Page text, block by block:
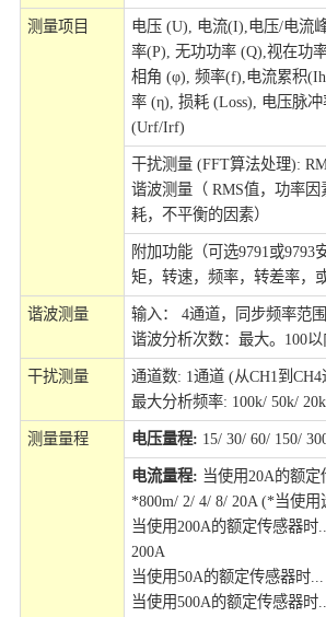
测量项目
电压 (U), 电流(I),电压/电流
率(P), 无功功率 (Q),视在功
相角 (φ), 频率(f),电流累积
率 (η), 损耗 (Loss), 电压脉
(Urf/Irf)
干扰测量 (FFT算法处理):
谐波测量（ RMS值，功率
耗，不平衡的因素）
附加功能（可选9791或9793
矩，转速，频率，转差率，
谐波测量
输入： 4通道，同步频率范围
谐波分析次数：最大。100以
干扰测量
通道数: 1通道 (从CH1到
最大分析频率: 100k/ 50k/
测量量程 电压量程: 15/ 30/ 60/ 150/
电流量程: 当使用20A的额
*800m/ 2/ 4/ 8/ 20A (*当使用
当使用200A的额定传感器时
200A
当使用50A的额定传感器时
当使用500A的额定传感器时